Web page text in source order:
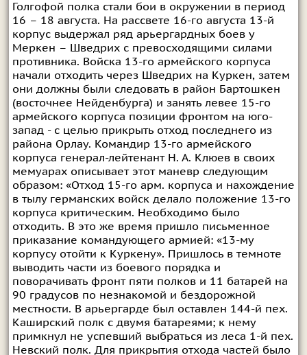
Голгофой полка стали бои в окружении в период
16 – 18 августа. На рассвете 16-го августа 13-й
корпус выдержал ряд арьергардных боев у
Меркен – Шведрих с превосходящими силами
противника. Войска 13-го армейского корпуса
начали отходить через Шведрих на Куркен, затем
они должны были следовать в район Бартошкен
(восточнее Нейденбурга) и занять левее 15-го
армейского корпуса позиции фронтом на юго-
запад - с целью прикрыть отход последнего из
района Орлау. Командир 13-го армейского
корпуса генерал-лейтенант Н. А. Клюев в своих
мемуарах описывает этот маневр следующим
образом: «Отход 15-го арм. корпуса и нахождение
в тылу германских войск делало положение 13-го
корпуса критическим. Необходимо было
отходить. В это же время пришло письменное
приказание командующего армией: «13-му
корпусу отойти к Куркену». Пришлось в темноте
выводить части из боевого порядка и
поворачивать фронт пяти полков и 11 батарей на
90 градусов по незнакомой и бездорожной
местности. В арьергарде был оставлен 144-й пех.
Каширский полк с двумя батареями; к нему
примкнул не успевший выбраться из леса 1-й пех.
Невский полк. Для прикрытия отхода частей было